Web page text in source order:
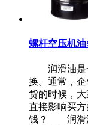
螺杆空压机
润滑油是一
换。通常，
货的时候，
直接影响买
钱？ 润滑油